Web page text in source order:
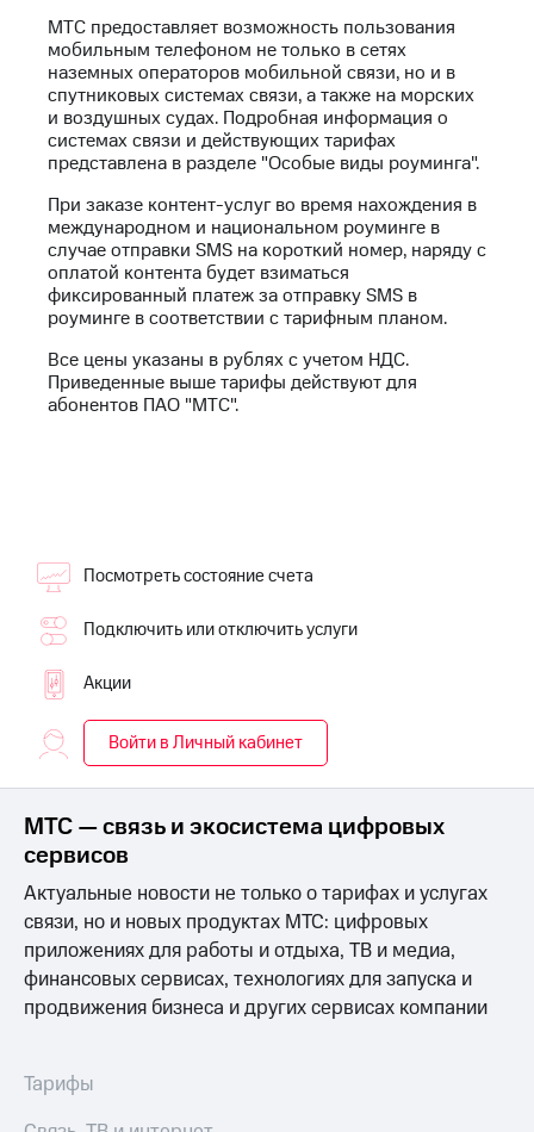
номер
Выбрать
красивый
номер
Заменить
карту
Перейти
на
eSIM
Выберите
и подключите
ТВ
для дома
Акции
Домашний
интернет
ТВ
ТВ
Домашний
телефон
Перейти
Тарифы
Интернет,
ТВ и телефон
для дома
Услуги
Личный
кабинет
интернета
и
ТВ
кабинет
спутникового
ТВ
Видеонаблюдение
мес
МТС
Premium
Подписка
на гигабайты
интернета,
фильмы,
музыка
и многое
другое
Семейная
группа
МТС предоставляет возможность пользования
мобильным телефоном не только в сетях
наземных операторов мобильной связи, но и в
спутниковых системах связи, а также на морских
и воздушных судах. Подробная информация о
системах связи и действующих тарифах
представлена в разделе "Особые виды роуминга".
При заказе контент-услуг во время нахождения в
международном и национальном роуминге в
случае отправки SMS на короткий номер, наряду с
оплатой контента будет взиматься
фиксированный платеж за отправку SMS в
роуминге в соответствии с тарифным планом.
Все цены указаны в рублях с учетом НДС.
Приведенные выше тарифы действуют для
абонентов ПАО "МТС".
Посмотреть состояние счета
Подключить или отключить услуги
Акции
Войти в Личный кабинет
МТС — связь и экосистема цифровых
сервисов
Актуальные новости не только о тарифах и услугах
связи, но и новых продуктах МТС: цифровых
приложениях для работы и отдыха, ТВ и медиа,
финансовых сервисах, технологиях для запуска и
продвижения бизнеса и других сервисах компании
Тарифы